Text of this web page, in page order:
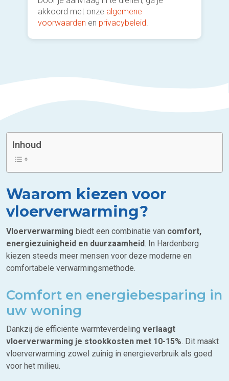
akkoord met onze algemene
voorwaarden en privacybeleid.
Inhoud
Waarom kiezen voor
vloerverwarming?
Vloerverwarming biedt een combinatie van comfort,
energiezuinigheid en duurzaamheid. In Hardenberg
kiezen steeds meer mensen voor deze moderne en
comfortabele verwarmingsmethode.
Comfort en energiebesparing in
uw woning
Dankzij de efficiënte warmteverdeling verlaagt
vloerverwarming je stookkosten met 10-15%. Dit maakt
vloerverwarming zowel zuinig in energieverbruik als goed
voor het milieu.